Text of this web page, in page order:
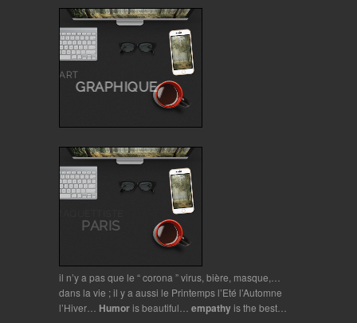
il n’y a pas que le “ corona ” virus, bière, masque,…
dans la vie ; il y a aussi le Printemps l’Eté l’Automne
l’Hiver… Humoris beautiful… empathyis the best…